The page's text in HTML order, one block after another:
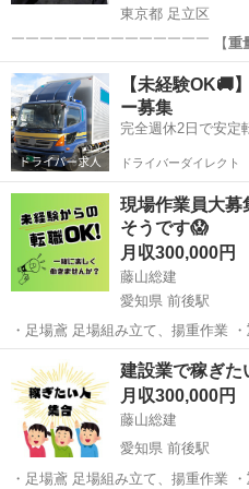
東京都 足立区
￣￣￣￣￣￣￣￣￣￣￣￣￣￣ 【重
全に運ぶ…
東京 足立区 鳶職 重量鳶
【未経験OK🚚
ー募集
完全週休2日で安定
ドライバーダイレクト
現場作業員大募
そうです😱
月収300,000円
藤山総建
愛知県 前後駅
・足場鳶 足場組み立て、揚重作業 ・
重作業 ・土工…名古屋市 前後駅 土
建設業で稼ぎた
月収300,000円
藤山総建
愛知県 前後駅
・足場鳶 足場組み立て、揚重作業 ・